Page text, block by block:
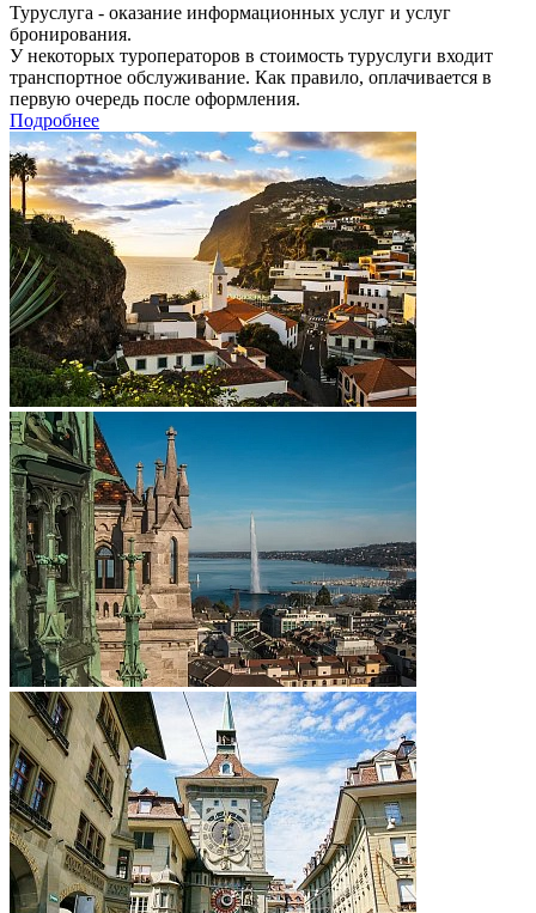
Туруслуга - оказание информационных услуг и услуг
бронирования.
У некоторых туроператоров в стоимость туруслуги входит
транспортное обслуживание. Как правило, оплачивается в
первую очередь после оформления.
Подробнее